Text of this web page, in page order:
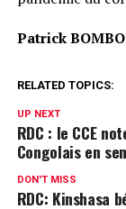
Patrick
RELATED TOPICS:
UP NEXT
RDC : le CCE
Congolais en
DON'T MISS
RDC: Kinshasa